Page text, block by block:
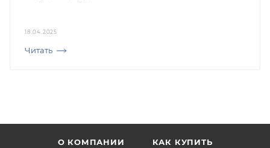
18.04.2025
Читать
О КОМПАНИИ КАК КУПИТЬ